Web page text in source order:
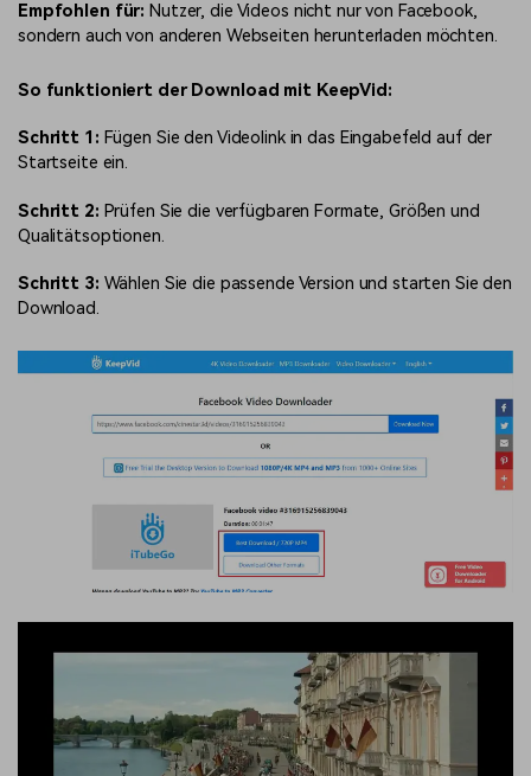
Empfohlen für: Nutzer, die Videos nicht nur von Facebook,
sondern auch von anderen Webseiten herunterladen möchten.
So funktioniert der Download mit KeepVid:
Schritt 1: Fügen Sie den Videolink in das Eingabefeld auf der
Startseite ein.
Schritt 2: Prüfen Sie die verfügbaren Formate, Größen und
Qualitätsoptionen.
Schritt 3: Wählen Sie die passende Version und starten Sie den
Download.